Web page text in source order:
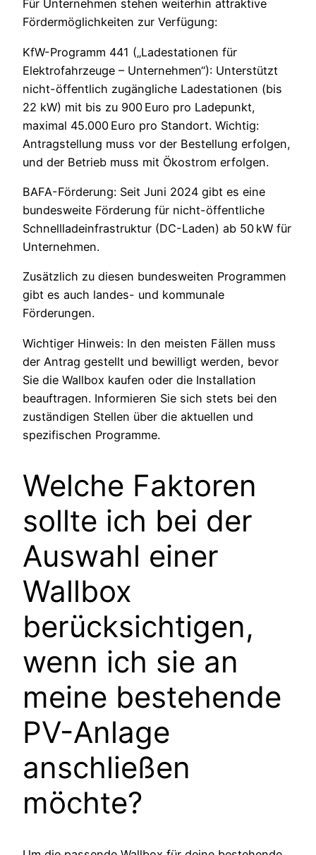
Für Unternehmen stehen weiterhin attraktive
Fördermöglichkeiten zur Verfügung:
KfW-Programm 441 („Ladestationen für
Elektrofahrzeuge – Unternehmen“): Unterstützt
nicht-öffentlich zugängliche Ladestationen (bis
22 kW) mit bis zu 900 Euro pro Ladepunkt,
maximal 45.000 Euro pro Standort. Wichtig:
Antragstellung muss vor der Bestellung erfolgen,
und der Betrieb muss mit Ökostrom erfolgen.
BAFA-Förderung: Seit Juni 2024 gibt es eine
bundesweite Förderung für nicht-öffentliche
Schnellladeinfrastruktur (DC-Laden) ab 50 kW für
Unternehmen.
Zusätzlich zu diesen bundesweiten Programmen
gibt es auch landes- und kommunale
Förderungen.
Wichtiger Hinweis: In den meisten Fällen muss
der Antrag gestellt und bewilligt werden, bevor
Sie die Wallbox kaufen oder die Installation
beauftragen. Informieren Sie sich stets bei den
zuständigen Stellen über die aktuellen und
spezifischen Programme.
Welche Faktoren
sollte ich bei der
Auswahl einer
Wallbox
berücksichtigen,
wenn ich sie an
meine bestehende
PV-Anlage
anschließen
möchte?